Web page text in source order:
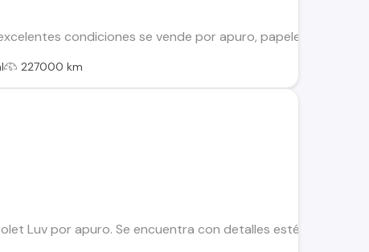
condiciones se vende por apuro, papeles al dia,
227000 km
Luv por apuro. Se encuentra con detalles estéticos por